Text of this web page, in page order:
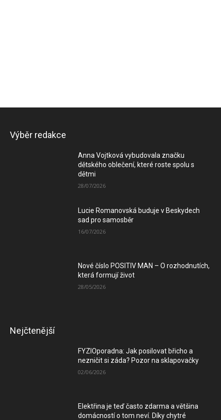
Výběr redakce
Anna Vojtková vybudovala značku
dětského oblečení, které roste spolu s
dětmi
28/07/2026
Lucie Romanovská buduje v Beskydech
sad pro samosběr
16/07/2026
Nové číslo POSITIV MAN – O rozhodnutích,
která formují život
28/05/2026
Nejčtenější
FYZIOporadna: Jak posilovat břicho a
nezničit si záda? Pozor na sklapovačky
02/06/2026
Elektřina je teď často zdarma a většina
domácností o tom neví. Díky chytré